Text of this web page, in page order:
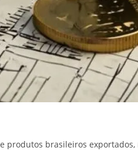
produtos brasileiros